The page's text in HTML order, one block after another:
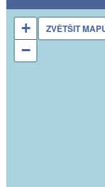
+
−
ZVĚTŠIT